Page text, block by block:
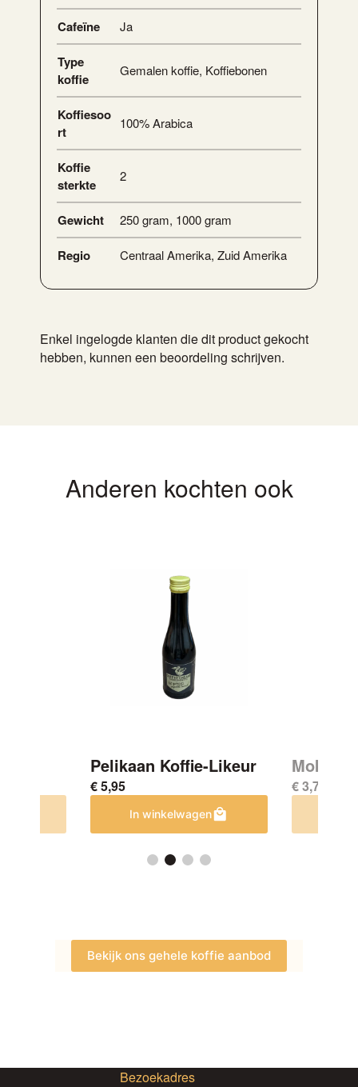
Enkel ingelogde klanten die dit product gekocht
hebben, kunnen een beoordeling schrijven.
Cafeïne Ja
Type
koffie
Gemalen koffie, Koffiebonen
Koffiesoo
rt
100% Arabica
Koffie
sterkte
2
Gewicht 250 gram, 1000 gram
Regio Centraal Amerika, Zuid Amerika
Anderen kochten ook
Pelikaan Koffie-Likeur
€5,95
In winkelwagen
€3,75
Bekijk ons gehele koffie aanbod
Bezoekadres